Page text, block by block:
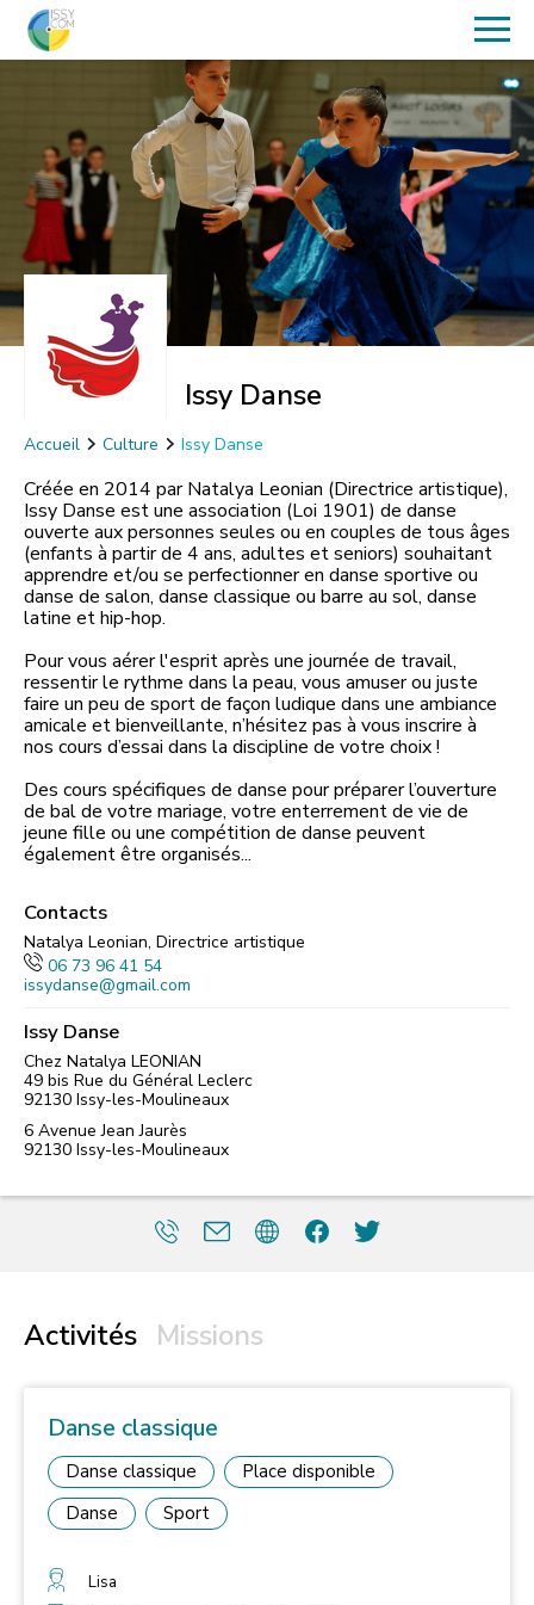
Issy Danse
Accueil Culture Issy Danse
Créée en 2014 par Natalya Leonian (Directrice artistique),
Issy Danse est une association (Loi 1901) de danse
ouverte aux personnes seules ou en couples de tous âges
(enfants à partir de 4 ans, adultes et seniors) souhaitant
apprendre et/ou se perfectionner en danse sportive ou
danse de salon, danse classique ou barre au sol, danse
latine et hip-hop.
Pour vous aérer l'esprit après une journée de travail,
ressentir le rythme dans la peau, vous amuser ou juste
faire un peu de sport de façon ludique dans une ambiance
amicale et bienveillante, n’hésitez pas à vous inscrire à
nos cours d’essai dans la discipline de votre choix !
Des cours spécifiques de danse pour préparer l’ouverture
de bal de votre mariage, votre enterrement de vie de
jeune fille ou une compétition de danse peuvent
également être organisés...
Contacts
Natalya Leonian, Directrice artistique
06 73 96 41 54
issydanse@gmail.com
Issy Danse
Chez Natalya LEONIAN
49 bis Rue du Général Leclerc
92130 Issy-les-Moulineaux
6 Avenue Jean Jaurès
92130 Issy-les-Moulineaux
Activités Missions
Danse classique
Danse classique
Place disponible
Danse
Sport
Lisa